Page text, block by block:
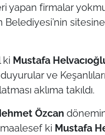
yapan firmalar
Belediyesi’nin
ki Mustafa
ve
aklıma takıldı.
Özcan
ki Mustafa